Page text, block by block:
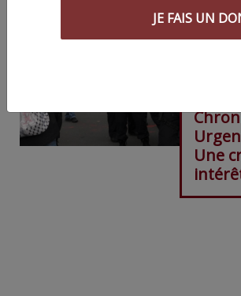
Une
JE FAIS UN